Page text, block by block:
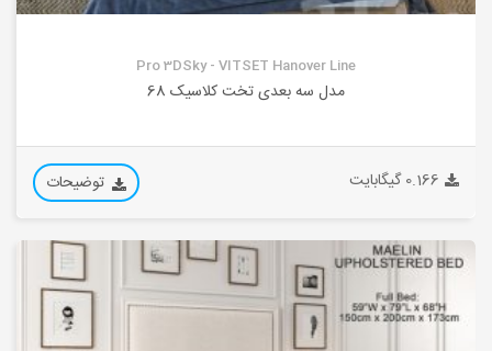
Pro 3DSky - VITSET Hanover Line
مدل سه بعدی تخت کلاسیک 68
0.166 گیگابایت توضیحات